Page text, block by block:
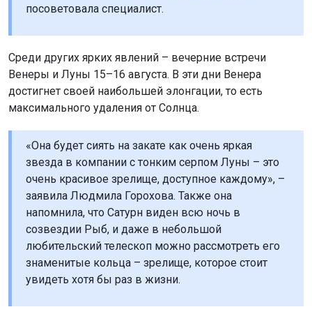
посоветовала специалист.
Среди других ярких явлений – вечерние встречи
Венеры и Луны 15–16 августа. В эти дни Венера
достигнет своей наибольшей элонгации, то есть
максимального удаления от Солнца.
«Она будет сиять на закате как очень яркая
звезда в компании с тонким серпом Луны – это
очень красивое зрелище, доступное каждому», –
заявила Людмила Горохова. Также она
напомнила, что Сатурн виден всю ночь в
созвездии Рыб, и даже в небольшой
любительский телескоп можно рассмотреть его
знаменитые кольца – зрелище, которое стоит
увидеть хотя бы раз в жизни.